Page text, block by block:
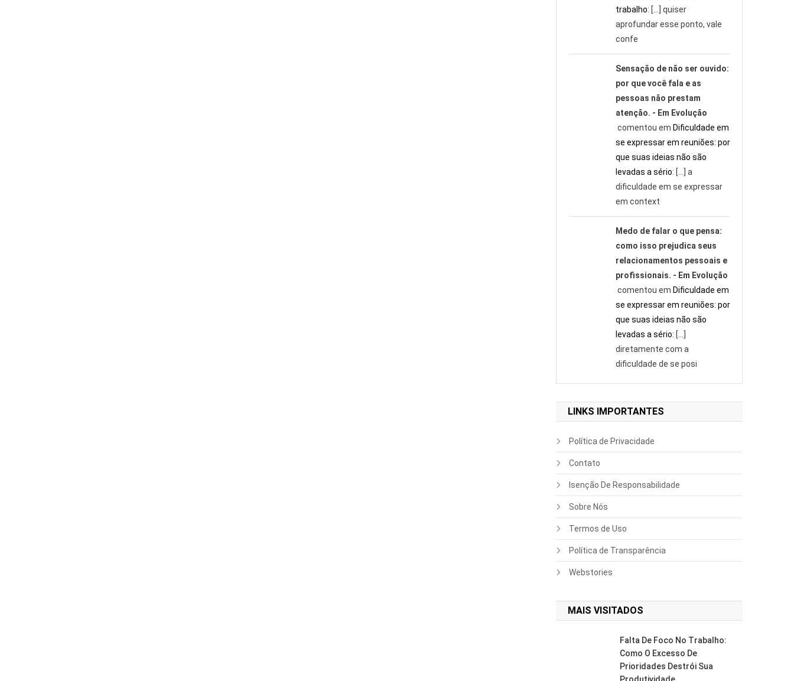
trabalho: […] quiser
aprofundar esse ponto, vale
confe
Sensação de não ser ouvido:
por que você fala e as
pessoas não prestam
atenção. - Em Evolução
comentou em Dificuldade em
se expressar em reuniões: por
que suas ideias não são
levadas a sério: […] a
dificuldade em se expressar
em context
Medo de falar o que pensa:
como isso prejudica seus
relacionamentos pessoais e
profissionais. - Em Evolução
comentou em Dificuldade em
se expressar em reuniões: por
que suas ideias não são
levadas a sério: […]
diretamente com a
dificuldade de se posi
LINKS IMPORTANTES
Política de Privacidade
Contato
Isenção De Responsabilidade
Sobre Nós
Termos de Uso
Política de Transparência
Webstories
MAIS VISITADOS
Falta De Foco No Trabalho:
Como O Excesso De
Prioridades Destrói Sua